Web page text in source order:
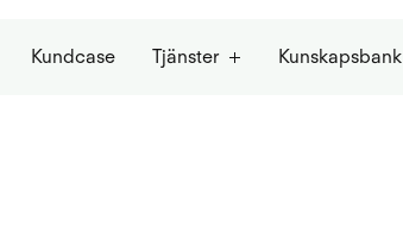
Kundcase Tjänster Kunskapsbank